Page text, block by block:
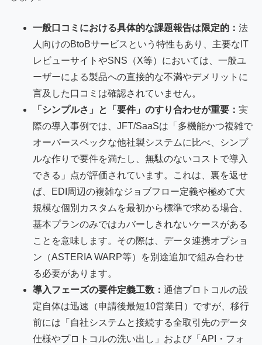
一般口コミにおける具体的な課題報告は限定的： 法
人向けのBtoBサービスという特性もあり、主要なIT
レビューサイトやSNS（X等）においては、一般ユ
ーザーによる製品への直接的な不満やデメリットに
言及した口コミは確認されていません。
「シンプルさ」と「要件」のすり合わせが重要： 実
際の導入事例では、JFT/SaaSは「多機能かつ複雑で
オーバースペックな他社製システムに比べ、シンプ
ルな作りで要件を満たし、無駄のないコストで導入
できる」点が評価されています。これは、裏を返せ
ば、EDI周辺の複雑なジョブフロー定義や極めて大
規模な個別カスタムを最初から標準で求める場合、
基本プランのみではカバーしきれないケースがある
ことを意味します。その際は、データ連携オプショ
ン（ASTERIA WARP等）を別途追加で組み合わせ
る必要があります。
導入フェーズの要件定義工数： 通信プロトコルの設
定自体は迅速（申請後最短10営業日）ですが、移行
前には「自社システムと接続する全取引先のデータ
仕様やプロトコルの洗い出し」および「API・フォ